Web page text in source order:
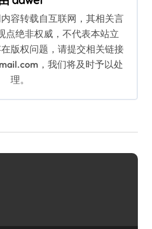
内容转载自互联网，其相关言
点绝非权威，不代表本站立
版权问题，请提交相关链接
，我们将及时予以处
理。